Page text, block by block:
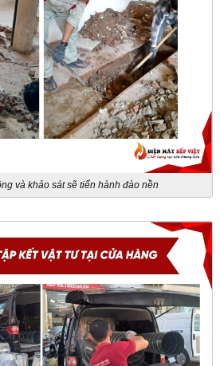
và khảo sát sẽ tiến hành đào nền